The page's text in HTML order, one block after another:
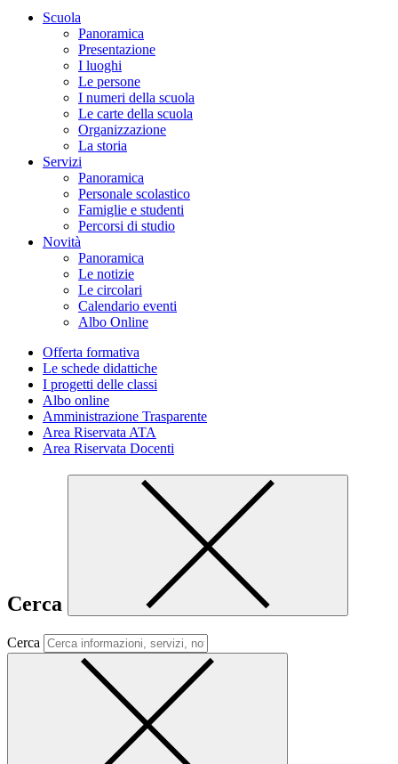
Scuola
Panoramica
Presentazione
I luoghi
Le persone
I numeri della scuola
Le carte della scuola
Organizzazione
La storia
Servizi
Panoramica
Personale scolastico
Famiglie e studenti
Percorsi di studio
Novità
Panoramica
Le notizie
Le circolari
Calendario eventi
Albo Online
Offerta formativa
Le schede didattiche
I progetti delle classi
Albo online
Amministrazione Trasparente
Area Riservata ATA
Area Riservata Docenti
Cerca
Cerca